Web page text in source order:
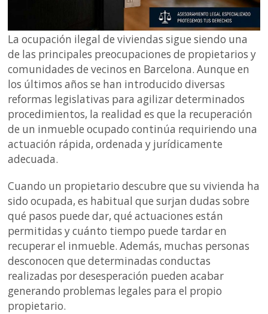
La ocupación ilegal de viviendas sigue siendo una
de las principales preocupaciones de propietarios y
comunidades de vecinos en Barcelona. Aunque en
los últimos años se han introducido diversas
reformas legislativas para agilizar determinados
procedimientos, la realidad es que la recuperación
de un inmueble ocupado continúa requiriendo una
actuación rápida, ordenada y jurídicamente
adecuada.
Cuando un propietario descubre que su vivienda ha
sido ocupada, es habitual que surjan dudas sobre
qué pasos puede dar, qué actuaciones están
permitidas y cuánto tiempo puede tardar en
recuperar el inmueble. Además, muchas personas
desconocen que determinadas conductas
realizadas por desesperación pueden acabar
generando problemas legales para el propio
propietario.